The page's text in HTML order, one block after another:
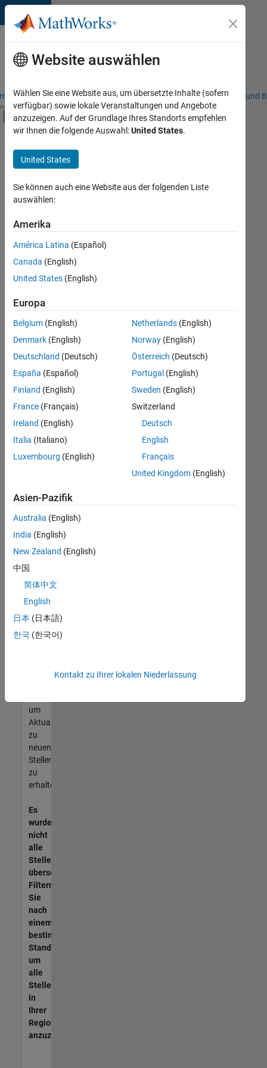
Weiter zum Inhalt
Karriere
bei
MathWorks
– Übersicht Stellensuche Niederlassungen Studierende und
Umschaltung für Off-Canvas-
Hauptinhalt
Information Technology
Education Sales
Inside Sales
Marketing Communications
Finance and Operations
Human Resources
Legal
+6
Derzeit
es
keine
offenen
Stellen,
Ihren
Suchkriterien
entsprechen.
können
die
Suchkriterien
weiter
fassen
oder
alle
Stellenangebote
anzeigen .
noch
keine
offenen
Stellen
können,
die
Ihren
entsprechen,
werden
unseres
um
Aktualisierungen
zu
neuen
Stellenangeboten
zu
erhalten.
Es
wurden
nicht
alle
Stellen
übersetzt.
Filtern
Sie
nach
einem
bestimmten
Standort,
um
alle
Stellenangebote
in
Ihrer
Region
anzuzeigen.
Website auswählen
Wählen Sie eine Website aus, um übersetzte Inhalte (sofern
verfügbar) sowie lokale Veranstaltungen und Angebote
anzuzeigen. Auf der Grundlage Ihres Standorts empfehlen
wir Ihnen die folgende Auswahl:United States.
United States
Sie können auch eine Website aus der folgenden Liste
auswählen:
Amerika
América Latina (Español)
Canada (English)
United States (English)
Europa
Belgium (English)
Denmark (English)
Deutschland (Deutsch)
España (Español)
Finland (English)
France (Français)
Ireland (English)
Italia (Italiano)
Luxembourg (English)
Netherlands(English)
Norway(English)
Österreich (Deutsch)
Portugal (English)
Sweden (English)
Switzerland
Deutsch
English
Français
United Kingdom(English)
Asien-Pazifik
Australia (English)
India (English)
New Zealand (English)
中国
简体中文
English
日本 (日本語)
한국 (한국어)
Kontakt zu Ihrer lokalen Niederlassung